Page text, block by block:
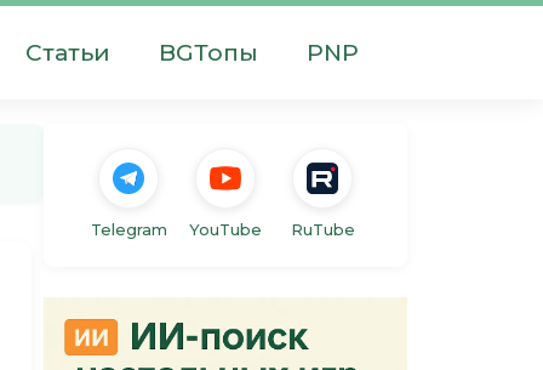
Статьи BGТопы PNP
Telegram YouTube RuTube